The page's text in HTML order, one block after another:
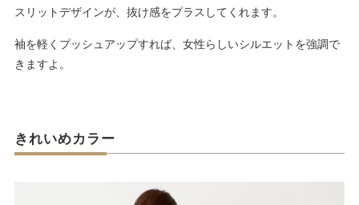
スリットデザインが、抜け感をプラスしてくれます。
袖を軽くプッシュアップすれば、女性らしいシルエットを強調で
きますよ。
きれいめカラー